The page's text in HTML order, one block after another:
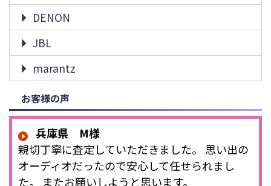
DENON
JBL
marantz
お客様の声
兵庫県 M様
親切丁寧に査定していただきました。 思い出の
オーディオだったので安心して任せられまし
た。 またお願いしようと思います。